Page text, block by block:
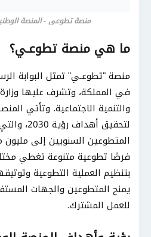
منصة تطوعي - المنصة
ما هي منصة تطوعـي؟
منصة "تطوعـي" تمثل البوابة
في المملكة، وتشرف عليها وزارة
والتنمية الاجتماعية. وتأتي
لتحقيق
المتطوعين السنويين إلى
فرصًا تطوعية متنوعة تغطي
بتنظيم العملية التطوعية
يمنح المتطوعين والجهات
للعمل المشترك.